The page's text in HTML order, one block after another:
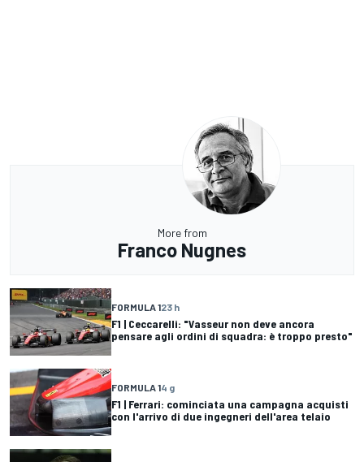
More from
Franco Nugnes
FORMULA 123 h
F1 | Ceccarelli: "Vasseur non deve ancora
pensare agli ordini di squadra: è troppo presto"
FORMULA 14 g
F1 | Ferrari: cominciata una campagna acquisti
con l'arrivo di due ingegneri dell'area telaio